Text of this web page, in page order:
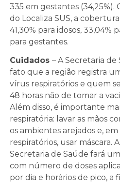
335 em gestantes (34,25%).
do Localiza SUS, a
41,30% para idosos, 33,04%
para gestantes.
Cuidados – A Secretaria
fato que a região registra
vírus respiratórios e quem
48 horas não de tomar a
Além disso, é importante
respiratória: lavar as mãos
os ambientes arejados e,
respiratórios, usar máscara.
Secretaria de Saúde fará
com número de doses
por dia e horários de pico, a